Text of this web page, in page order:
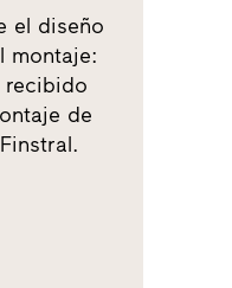
el diseño
montaje:
recibido
de